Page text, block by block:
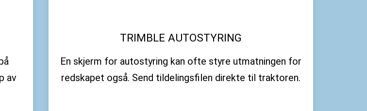
av
TRIMBLE AUTOSTYRING
En skjerm for autostyring kan ofte styre utmatningen for
redskapet også. Send tildelingsfilen direkte til traktoren.